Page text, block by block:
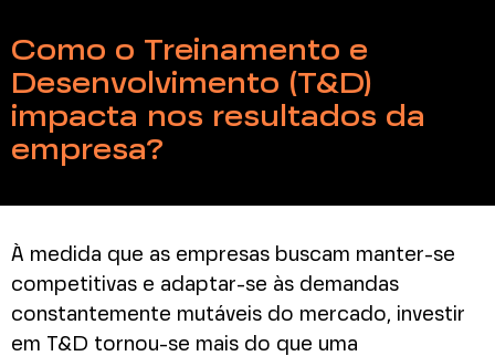
Como o Treinamento e
Desenvolvimento (T&D)
impacta nos resultados da
empresa?
À medida que as empresas buscam manter-se
competitivas e adaptar-se às demandas
constantemente mutáveis do mercado, investir
em T&D tornou-se mais do que uma